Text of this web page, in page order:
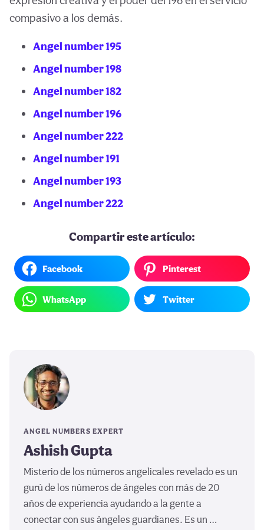
compasivo a los demás.
Angel number 195
Angel number 198
Angel number 182
Angel number 196
Angel number 222
Angel number 191
Angel number 193
Angel number 222
Compartir este artículo:
Facebook Pinterest
WhatsApp Twitter
ANGEL NUMBERS EXPERT
Ashish Gupta
Misterio de los números angelicales revelado es un
gurú de los números de ángeles con más de 20
años de experiencia ayudando a la gente a
conectar con sus ángeles guardianes. Es un …